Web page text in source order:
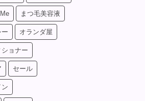
まつ毛美容液
ー オランダ屋
ショナー
セール
ン